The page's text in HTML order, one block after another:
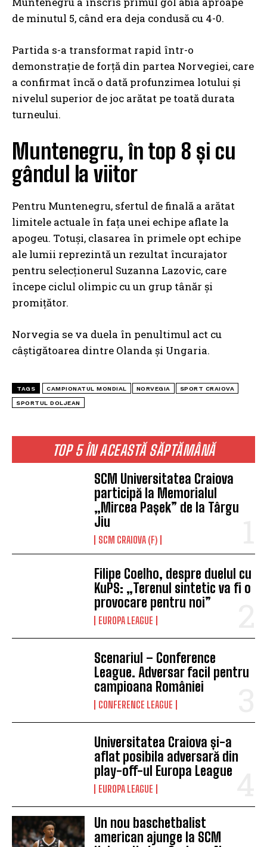
TOP 5 ÎN ACEASTĂ SĂPTĂMÂNĂ
SCM Universitatea Craiova
participă la Memorialul
„Mircea Pașek” de la Târgu
Jiu
SCM CRAIOVA (F)
Filipe Coelho, despre duelul cu
KuPS: „Terenul sintetic va fi o
provocare pentru noi”
EUROPA LEAGUE
Scenariul – Conference
League. Adversar facil pentru
campioana României
CONFERENCE LEAGUE
Universitatea Craiova și-a
aflat posibila adversară din
play-off-ul Europa League
EUROPA LEAGUE
Un nou baschetbalist
american ajunge la SCM
de minutul 5, când era deja condusă cu 4-0.
Partida s-a transformat rapid într-o
demonstrație de forță din partea Norvegiei, care
a confirmat încă o dată profunzimea lotului și
nivelul superior de joc arătat pe toată durata
turneului.
Muntenegru, în top 8 și cu
gândul la viitor
Pentru Muntenegru, sfertul de finală a arătat
limitele actuale în fața unei echipe aflate la
apogeu. Totuși, clasarea în primele opt echipe
ale lumii reprezintă un rezultat încurajator
pentru selecționerul Suzanna Lazovic, care
începe ciclul olimpic cu un grup tânăr și
promițător.
Norvegia se va duela în penultimul act cu
câștigătoarea dintre Olanda și Ungaria.
TAGS CAMPIONATUL MONDIAL NORVEGIA SPORT CRAIOVA
SPORTUL DOLJEAN